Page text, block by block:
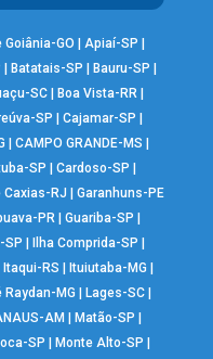
GO Apiaí-SP
Batatais-SP Bauru-SP
SC Boa Vista-RR
SP Cajamar-SP
|CAMPO GRANDE-MS
SP Cardoso-SP
Caxias-RJ
Garanhuns-PE
PR| Guariba-SP
SP Ilha Comprida-SP
Itaqui-RS Ituiutaba-MG
Raydan-MG Lages-SC|
AM Matão-SP
SP Monte Alto-SP